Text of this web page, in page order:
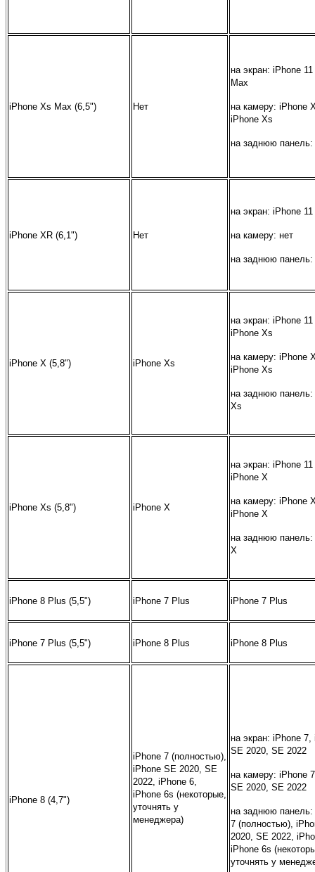
iPhone Xs Max (6,5") Нет
на экран: iPhone
Max
на камеру: iPhone
iPhone Xs
на заднюю панель:
iPhone XR (6,1") Нет
на экран: iPhone 11
на камеру: нет
на заднюю панель:
iPhone X (5,8") iPhone Xs
на экран: iPhone
iPhone Xs
на камеру: iPhone
iPhone Xs
на заднюю панель:
Xs
iPhone Xs (5,8") iPhone X
на экран: iPhone
iPhone X
на камеру: iPhone
iPhone X
на заднюю панель:
X
iPhone 8 Plus (5,5") iPhone 7 Plus iPhone 7 Plus
iPhone 7 Plus (5,5") iPhone 8 Plus iPhone 8 Plus
iPhone 8 (4,7")
iPhone 7 (полностью),
iPhone SE 2020, SE
2022, iPhone 6,
iPhone 6s (некоторые,
уточнять у
менеджера)
на экран: iPhone 7,
SE 2020, SE 2022
на камеру: iPhone
SE 2020, SE 2022
на заднюю панель:
7 (полностью),
2020, SE 2022,
iPhone 6s
уточнять у